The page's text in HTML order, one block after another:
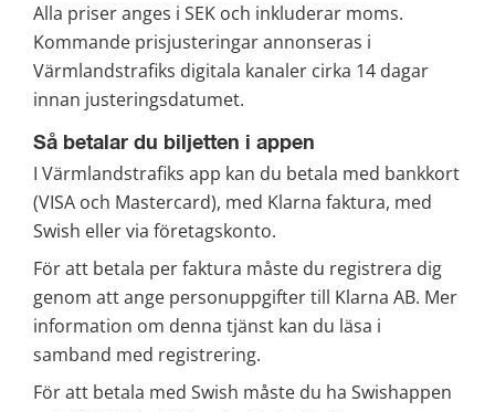
Alla priser anges i SEK och inkluderar moms.
Kommande prisjusteringar annonseras i
Värmlandstrafiks digitala kanaler cirka 14 dagar
innan justeringsdatumet.
Så betalar du biljetten i appen
I Värmlandstrafiks app kan du betala med bankkort
(VISA och Mastercard), med Klarna faktura, med
Swish eller via företagskonto.
För att betala per faktura måste du registrera dig
genom att ange personuppgifter till Klarna AB. Mer
information om denna tjänst kan du läsa i
samband med registrering.
För att betala med Swish måste du ha Swishappen